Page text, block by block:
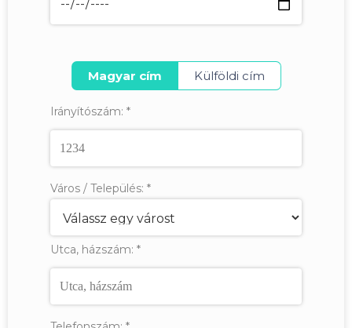
Magyar cím Külföldi cím
Irányítószám: *
Város / Település: *
Utca, házszám: *